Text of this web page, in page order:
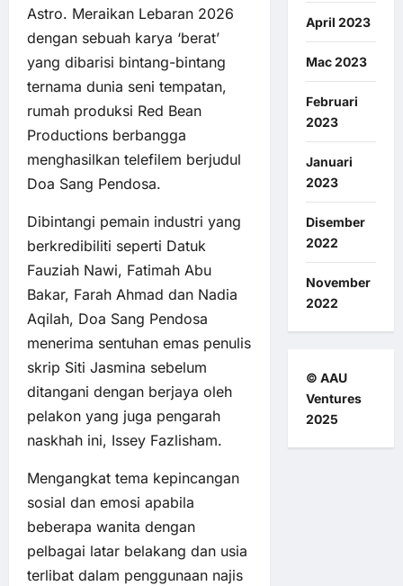
Astro. Meraikan Lebaran 2026
dengan sebuah karya ‘berat’
yang dibarisi bintang-bintang
ternama dunia seni tempatan,
rumah produksi Red Bean
Productions berbangga
menghasilkan telefilem berjudul
Doa Sang Pendosa.
Dibintangi pemain industri yang
berkredibiliti seperti Datuk
Fauziah Nawi, Fatimah Abu
Bakar, Farah Ahmad dan Nadia
Aqilah, Doa Sang Pendosa
menerima sentuhan emas penulis
skrip Siti Jasmina sebelum
ditangani dengan berjaya oleh
pelakon yang juga pengarah
naskhah ini, Issey Fazlisham.
Mengangkat tema kepincangan
sosial dan emosi apabila
beberapa wanita dengan
pelbagai latar belakang dan usia
terlibat dalam penggunaan najis
April 2023
Mac 2023
Februari
2023
Januari
2023
Disember
2022
November
2022
© AAU
Ventures
2025